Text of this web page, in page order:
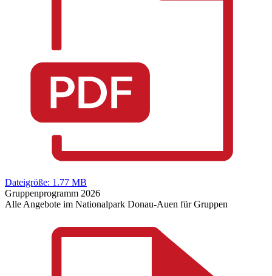
Dateigröße: 1.77 MB
Gruppenprogramm 2026
Alle Angebote im Nationalpark Donau-Auen für Gruppen